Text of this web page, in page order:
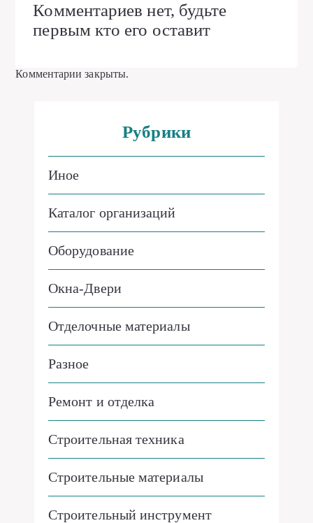
Комментариев нет, будьте
первым кто его оставит
Комментарии закрыты.
Рубрики
Иное
Каталог организаций
Оборудование
Окна-Двери
Отделочные материалы
Разное
Ремонт и отделка
Строительная техника
Строительные материалы
Строительный инструмент